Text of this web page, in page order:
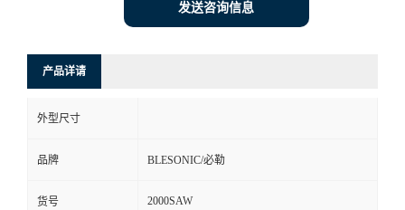
发送咨询信息
产品详请
外型尺寸
品牌 BLESONIC/必勒
货号 2000SAW